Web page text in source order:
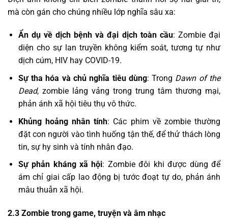
mà còn gán cho chúng nhiều lớp nghĩa sâu xa:
Ẩn dụ về dịch bệnh và đại dịch toàn cầu: Zombie đại
diện cho sự lan truyền không kiểm soát, tương tự như
dịch cúm, HIV hay COVID-19.
Sự tha hóa và chủ nghĩa tiêu dùng: Trong Dawn of the
Dead, zombie lảng vảng trong trung tâm thương mại,
phản ánh xã hội tiêu thụ vô thức.
Khủng hoảng nhân tính: Các phim về zombie thường
đặt con người vào tình huống tận thế, để thử thách lòng
tin, sự hy sinh và tính nhân đạo.
Sự phản kháng xã hội: Zombie đôi khi được dùng để
ám chỉ giai cấp lao động bị tước đoạt tự do, phản ánh
mâu thuẫn xã hội.
2.3 Zombie trong game, truyện và âm nhạc